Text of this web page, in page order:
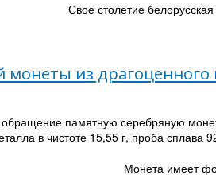
Свое столетие
из драгоценного
обращение памятную серебряную
в чистоте 15,55 г, проба
Монета имеет